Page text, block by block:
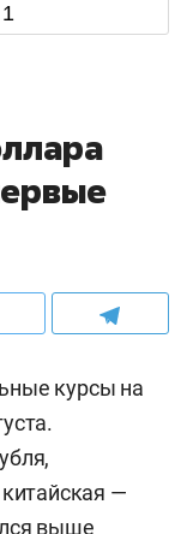
1
курсы на
—
выше